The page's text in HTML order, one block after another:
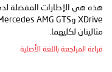
مثاليتان لكليهما.
قراءة المراجعة باللغة الأصلية